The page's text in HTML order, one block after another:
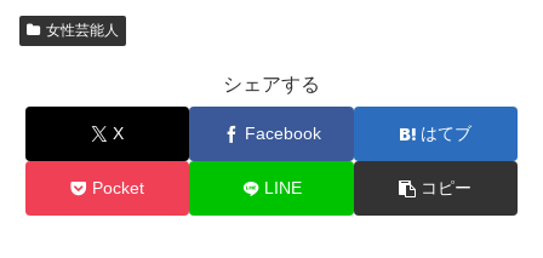
女性芸能人
シェアする
X Facebook はてブ
Pocket LINE コピー